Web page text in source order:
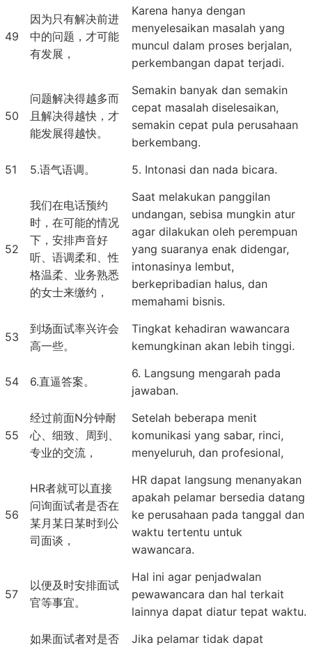
49
因为只有解决前进
中的问题，才可能
有发展，
Karena hanya dengan
menyelesaikan masalah yang
muncul dalam proses berjalan,
perkembangan dapat terjadi.
50
问题解决得越多而
且解决得越快，才
能发展得越快。
Semakin banyak dan semakin
cepat masalah diselesaikan,
semakin cepat pula perusahaan
berkembang.
51
5.语气语调。 5. Intonasi dan nada bicara.
52
我们在电话预约
时，在可能的情况
下，安排声音好
听、语调柔和、性
格温柔、业务熟悉
的女士来缴约，
Saat melakukan panggilan
undangan, sebisa mungkin atur
agar dilakukan oleh perempuan
yang suaranya enak didengar,
intonasinya lembut,
berkepribadian halus, dan
memahami bisnis.
53
到场面试率兴许会
高一些。
Tingkat kehadiran wawancara
kemungkinan akan lebih tinggi.
54 6.直逼答案。
6. Langsung mengarah pada
jawaban.
55
经过前面N分钟耐
心、细致、周到、
专业的交流，
Setelah beberapa menit
komunikasi yang sabar, rinci,
menyeluruh, dan profesional,
56
HR者就可以直接
问询面试者是否在
某月某日某时到公
司面谈，
HR dapat langsung menanyakan
apakah pelamar bersedia datang
ke perusahaan pada tanggal dan
waktu tertentu untuk
wawancara.
57
以便及时安排面试
官等事宜。
Hal ini agar penjadwalan
pewawancara dan hal terkait
lainnya dapat diatur tepat waktu.
如果面试者对是否
Jika pelamar tidak dapat